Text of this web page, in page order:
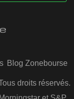
Blog Zonebourse
droits réservés.